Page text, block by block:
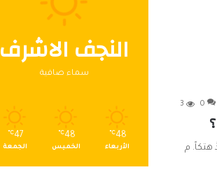
0
3
هتكاً. م
النجف الاشرف
سماء صافية
48
℃
الأربعاء
48
℃
الخميس
47
℃
الجمعة